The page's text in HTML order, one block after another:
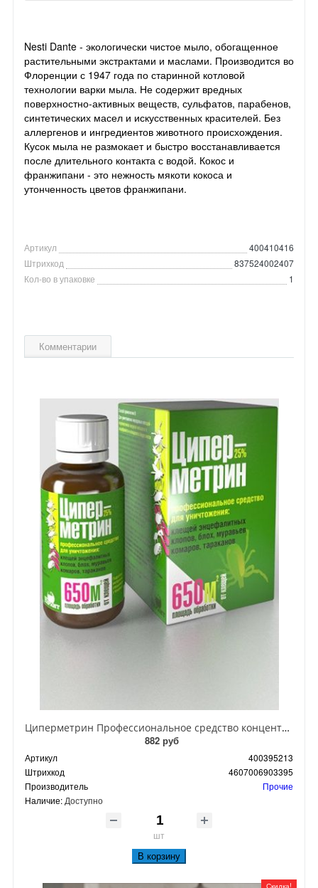
Nesti Dante - экологически чистое мыло, обогащенное
растительными экстрактами и маслами. Производится во
Флоренции с 1947 года по старинной котловой
технологии варки мыла. Не содержит вредных
поверхностно-активных веществ, сульфатов, парабенов,
синтетических масел и искусственных красителей. Без
аллергенов и ингредиентов животного происхождения.
Кусок мыла не размокает и быстро восстанавливается
после длительного контакта с водой. Кокос и
франжипани - это нежность мякоти кокоса и
утонченность цветов франжипани.
Артикул
400410416
Штрихкод
837524002407
Кол-во в упаковке
1
Комментарии
Циперметрин Профессиональное средство концентрат эмульсии 25% для уничтожения тараканов, мух,комаров, блох, клопов, муравьев, ос 50 мл
882 руб
Артикул
400395213
Штрихкод
4607006903395
Производитель
Прочие
Наличие: Доступно
шт
В корзину
Скидка!